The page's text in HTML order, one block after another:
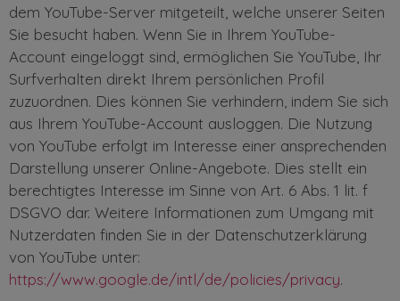
dem YouTube-Server mitgeteilt, welche unserer Seiten
Sie besucht haben. Wenn Sie in Ihrem YouTube-
Account eingeloggt sind, ermöglichen Sie YouTube, Ihr
Surfverhalten direkt Ihrem persönlichen Profil
zuzuordnen. Dies können Sie verhindern, indem Sie sich
aus Ihrem YouTube-Account ausloggen. Die Nutzung
von YouTube erfolgt im Interesse einer ansprechenden
Darstellung unserer Online-Angebote. Dies stellt ein
berechtigtes Interesse im Sinne von Art. 6 Abs. 1 lit. f
DSGVO dar. Weitere Informationen zum Umgang mit
Nutzerdaten finden Sie in der Datenschutzerklärung
von YouTube unter:
https://www.google.de/intl/de/policies/privacy.